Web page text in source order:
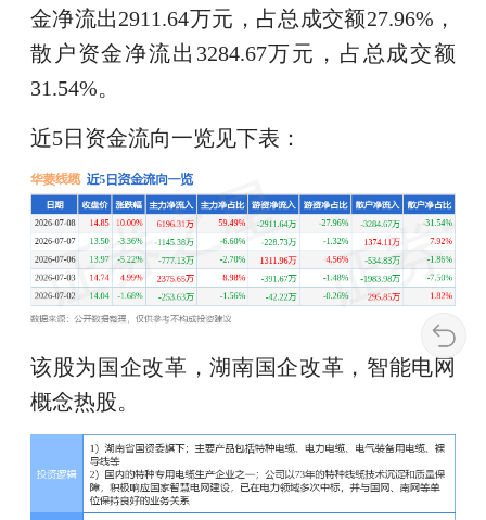
金净流出2911.64万元，占总成交额27.96%，
散户资金净流出3284.67万元，占总成交额
31.54%。
近5日资金流向一览见下表：
该股为国企改革，湖南国企改革，智能电网
概念热股。